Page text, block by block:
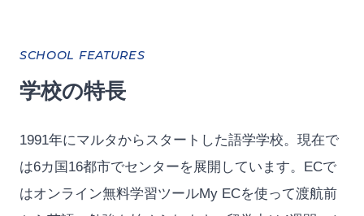
SCHOOL FEATURES
学校の特長
1991年にマルタからスタートした語学学校。現在で
は6カ国16都市でセンターを展開しています。ECで
はオンライン無料学習ツールMy ECを使って渡航前